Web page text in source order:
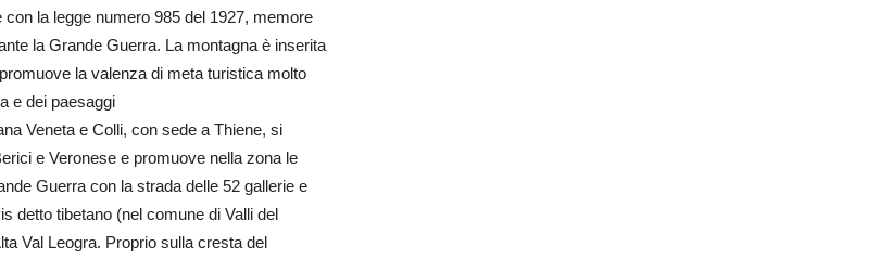
con la legge numero 985 del 1927, memore
la Grande Guerra. La montagna è inserita
la valenza di meta turistica molto
e dei paesaggi
Veneta e Colli, con sede a Thiene, si
e Veronese e promuove nella zona le
Guerra con la strada delle 52 gallerie e
detto tibetano (nel comune di Valli del
Val Leogra. Proprio sulla cresta del